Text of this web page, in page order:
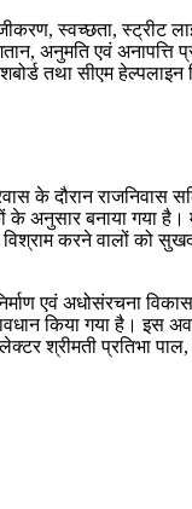
स्वच्छता,
अनुमति एवं
तथा सीएम
के दौरान राजनिवास
बनाया गया है।
करने वालों को सुखद
एवं अधोसंरचना
किया गया है। इस
श्रीमती प्रतिभा